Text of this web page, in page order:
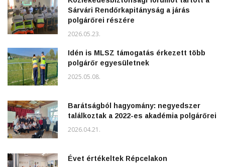
Sárvári Rendőrkapitányság a járás
polgárőrei részére
2026.05.23.
Idén is MLSZ támogatás érkezett több
polgárőr egyesületnek
2025.05.08.
Barátságból hagyomány: negyedszer
találkoztak a 2022-es akadémia polgárőrei
2026.04.21.
Évet értékeltek Répcelakon